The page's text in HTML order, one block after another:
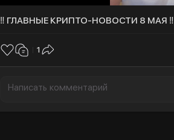
‼️ ГЛАВНЫЕ КРИПТО-НОВОСТИ 8 МАЯ ‼️
1